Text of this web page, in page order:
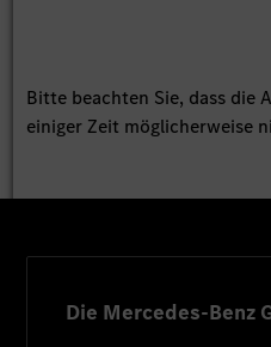
Bitte beachten Sie, dass die
einiger Zeit möglicherweise
Die Mercedes-Benz